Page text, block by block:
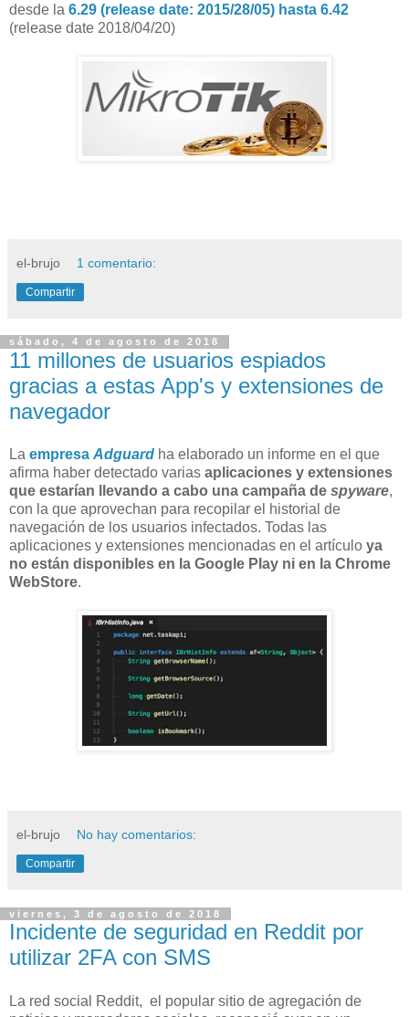
desde la 6.29 (release date: 2015/28/05) hasta 6.42
(release date 2018/04/20)
el-brujo 1 comentario:
Compartir
sábado, 4 de agosto de 2018
11 millones de usuarios espiados
gracias a estas App's y extensiones de
navegador
La empresa Adguard ha elaborado un informe en el que
afirma haber detectado varias aplicaciones y extensiones
que estarían llevando a cabo una campaña de spyware,
con la que aprovechan para recopilar el historial de
navegación de los usuarios infectados. Todas las
aplicaciones y extensiones mencionadas en el artículo ya
no están disponibles en la Google Play ni en la Chrome
WebStore.
el-brujo No hay comentarios:
Compartir
viernes, 3 de agosto de 2018
Incidente de seguridad en Reddit por
utilizar 2FA con SMS
La red social Reddit, el popular sitio de agregación de